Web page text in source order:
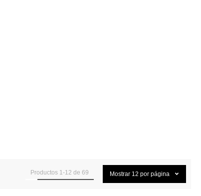
Productos 1 -12 de 69 Mostrar 12 por página